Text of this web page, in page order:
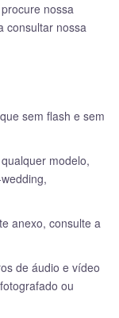
nossa
consultar nossa
sem flash e sem
modelo,
anexo, consulte a
de áudio e vídeo
ou